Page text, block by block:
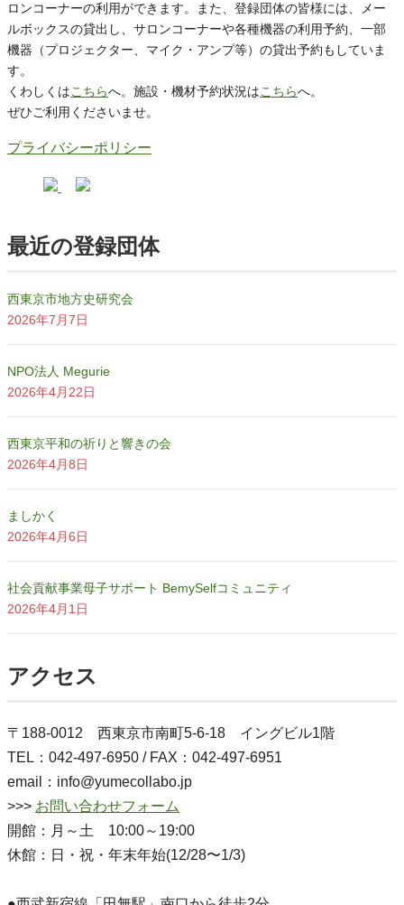
ロンコーナーの利用ができます。また、登録団体の皆様には、メー
ルボックスの貸出し、サロンコーナーや各種機器の利用予約、一部
機器（プロジェクター、マイク・アンプ等）の貸出予約もしていま
す。
くわしくはこちらへ。施設・機材予約状況はこちらへ。
ぜひご利用くださいませ。
プライバシーポリシー
最近の登録団体
西東京市地方史研究会
2026年7月7日
NPO法人 Megurie
2026年4月22日
西東京平和の祈りと響きの会
2026年4月8日
ましかく
2026年4月6日
社会貢献事業母子サポート BemySelfコミュニティ
2026年4月1日
アクセス
〒188-0012 西東京市南町5-6-18 イングビル1階
TEL：042-497-6950 / FAX：042-497-6951
email：info@yumecollabo.jp
>>> お問い合わせフォーム
開館：月～土 10:00～19:00
休館：日・祝・年末年始(12/28〜1/3)